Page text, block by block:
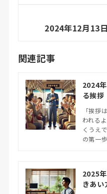
2024年12月13
関連記事
2024
る挨拶
「挨拶
われる
くうえ
の第一
2025
きあい